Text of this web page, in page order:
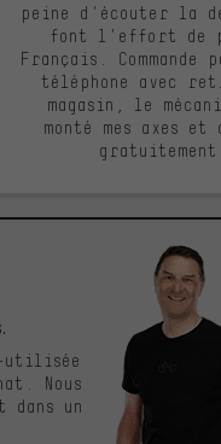
peine d'écouter la
font l'effort de
Français. Commande
téléphone avec
magasin, le
monté mes axes et
utilisée
Nous
dans un